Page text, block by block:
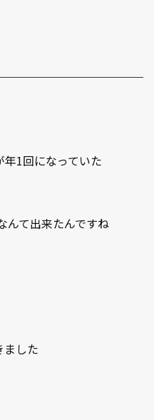
年1回になっていた
んて出来たんですね
ました